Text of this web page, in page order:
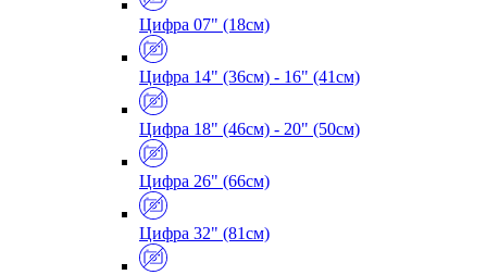
Цифра 07" (18см)
Цифра 14" (36см) - 16" (41см)
Цифра 18" (46см) - 20" (50см)
Цифра 26" (66см)
Цифра 32" (81см)